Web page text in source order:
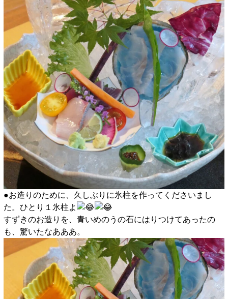
●お造りのために、久しぶりに氷柱を作ってくださいまし
た。ひとり１氷柱よ
すずきのお造りを、青いめのうの石にはりつけてあったの
も、驚いたなあああ。